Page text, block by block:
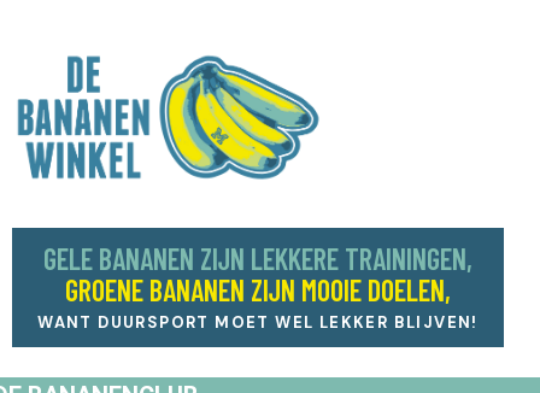
GELE BANANEN ZIJN LEKKERE TRAININGEN,
GROENE BANANEN ZIJN MOOIE DOELEN,
WANT DUURSPORT MOET WEL LEKKER BLIJVEN!